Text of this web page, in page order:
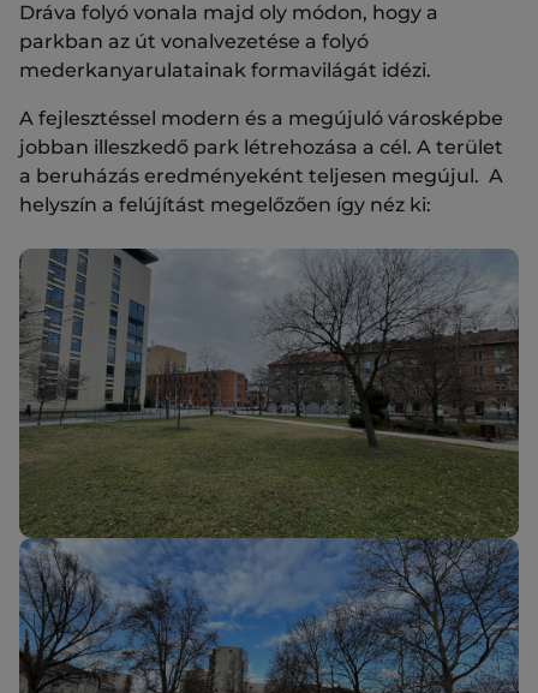
Dráva folyó vonala majd oly módon, hogy a
parkban az út vonalvezetése a folyó
mederkanyarulatainak formavilágát idézi.
A fejlesztéssel modern és a megújuló városképbe
jobban illeszkedő park létrehozása a cél. A terület
a beruházás eredményeként teljesen megújul. A
helyszín a felújítást megelőzően így néz ki: